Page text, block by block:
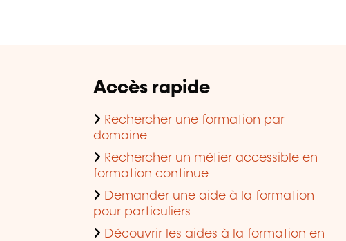
Accès rapide
Rechercher une formation par
domaine
Rechercher un métier accessible en
formation continue
Demander une aide à la formation
pour particuliers
Découvrir les aides à la formation en